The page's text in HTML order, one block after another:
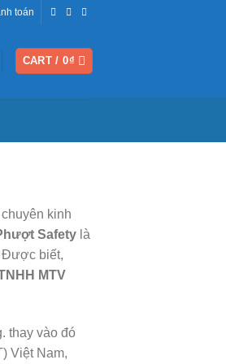
toán
CART /0₫
kinh
Safety là
Được biết,
MTV
thay vào đó
Việt Nam,